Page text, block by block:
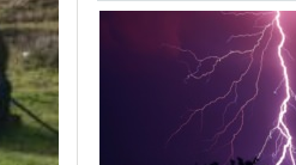
propriul talisman „prinzător
Satului
vulnerabile din Baia Mare
DE ISTORIE ȘI
DEZVOLTĂ
MERGE MAI